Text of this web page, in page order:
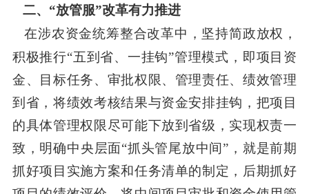
二、 “放管服”改革有力推进
在涉农资金统筹整合改革中，坚持简政放权，
积极推行“五到省、一挂钩”管理模式，即项目资
金、目标任务、审批权限、管理责任、绩效管理
到省，将绩效考核结果与资金安排挂钩，把项目
的具体管理权限尽可能下放到省级，实现权责一
致，明确中央层面“抓头管尾放中间”，就是前期
抓好项目实施方案和任务清单的制定，后期抓好